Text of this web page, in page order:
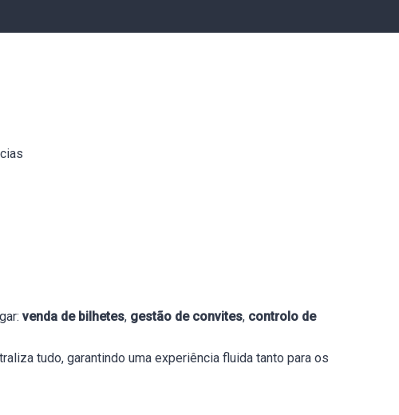
venda de bilhetes, gestão de convites, controlo de
tudo, garantindo uma experiência fluida tanto para os